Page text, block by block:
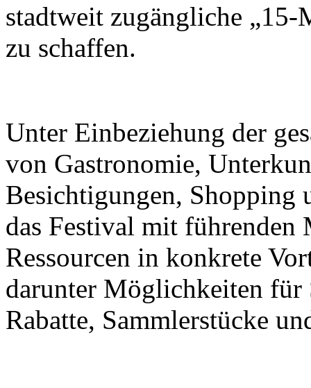
stadtweit zugängliche
zu schaffen.
Unter Einbeziehung der
von Gastronomie,
Besichtigungen, Shopping
das Festival mit führenden
Ressourcen in konkrete
darunter Möglichkeiten
Rabatte, Sammlerstücke